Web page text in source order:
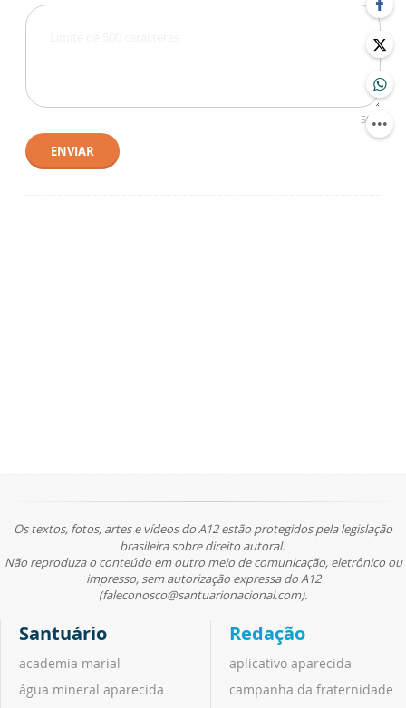
500
ENVIAR
Os textos, fotos, artes e vídeos do A12 estão protegidos pela legislação
brasileira sobre direito autoral.
Não reproduza o conteúdo em outro meio de comunicação, eletrônico ou
impresso, sem autorização expressa do A12
(faleconosco@santuarionacional.com).
Santuário
academia marial
água mineral aparecida
Redação
aplicativo aparecida
campanha da fraternidade